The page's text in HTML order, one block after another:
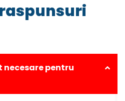
necesare pentru